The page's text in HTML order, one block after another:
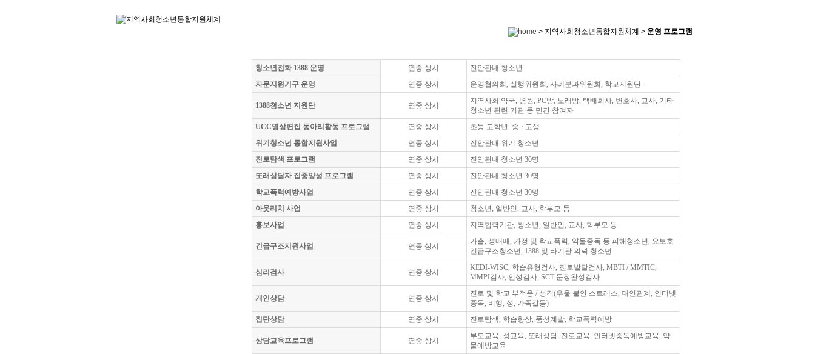
> 지역사회청소년통합지원체계 > 운영 프로그램
청소년전화 1388 운영 연중 상시
진안관내 청소년
자문지원기구 운영
연중 상시 운영협의회, 실행위원회, 사례분과위원회, 학교지원단
1388청소년 지원단 연중 상시
지역사회 약국, 병원, PC방, 노래방, 택배회사, 변호사, 교사, 기타
청소년 관련 기관 등 민간 참여자
UCC영상편집 동아리활동 프로그램
연중 상시
초등 고학년, 중 · 고생
위기청소년 통합지원사업
연중 상시
진안관내 위기 청소년
진로탐색 프로그램
연중 상시
진안관내 청소년 30명
또래상담자 집중양성 프로그램
연중 상시
진안관내 청소년 30명
학교폭력예방사업
연중 상시
진안관내 청소년 30명
아웃리치 사업
연중 상시
청소년, 일반인, 교사, 학부모 등
홍보사업
연중 상시 지역협력기관, 청소년, 일반인, 교사, 학부모 등
긴급구조지원사업 연중 상시
가출, 성매매, 가정 및 학교폭력, 약물중독 등 피해청소년, 요보호
긴급구조청소년, 1388 및 타기관 의뢰 청소년
심리검사 연중 상시
KEDI-WISC, 학습유형검사, 진로발달검사, MBTI / MMTIC,
MMPI검사, 인성검사, SCT 문장완성검사
개인상담 연중 상시
진로 및 학교 부적응 / 성격(우울 불안 스트레스, 대인관계, 인터넷
중독, 비행, 성, 가족갈등)
집단상담
연중 상시 진로탐색, 학습향상, 품성계발, 학교폭력예방
상담교육프로그램 연중 상시
부모교육, 성교육, 또래상담, 진로교육, 인터넷중독예방교육, 약
물예방교육